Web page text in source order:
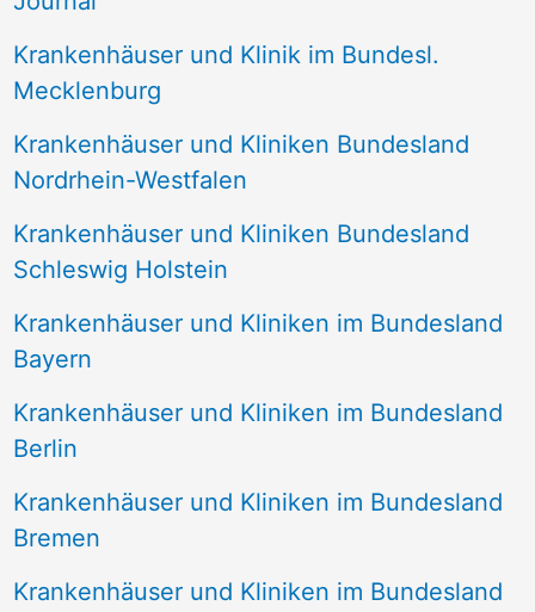
c
:
Krankenhäuser und Klinik im Bundesl.
Mecklenburg
Krankenhäuser und Kliniken Bundesland
Nordrhein-Westfalen
Krankenhäuser und Kliniken Bundesland
Schleswig Holstein
Krankenhäuser und Kliniken im Bundesland
Bayern
Krankenhäuser und Kliniken im Bundesland
Berlin
Krankenhäuser und Kliniken im Bundesland
Bremen
Krankenhäuser und Kliniken im Bundesland